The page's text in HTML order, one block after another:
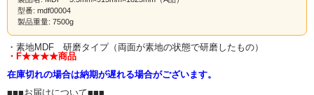
ＤIY材としても人気が高く、家具の扉、側板、背板、スピーカーのキャビネッ
ト、カラーボックスなどによく利用されています。
型番: mdf00004
製品重量: 7500g
・素地MDF 研磨タイプ（両面が素地の状態で研磨したもの）
・F★★★★商品
在庫切れの場合は納期が遅れる場合がございます。
■■■お届けについて■■■